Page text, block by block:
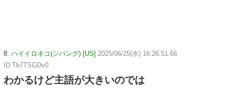
8: ハイイロネコ(ジパング) [US] 2025/06/25(水) 16:26:51.66
ID:Tb7TSGDv0
わかるけど主語が大きいのでは